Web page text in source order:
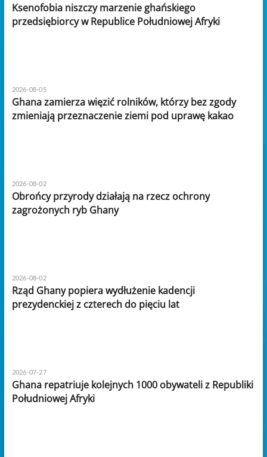
Ksenofobia niszczy marzenie ghańskiego
przedsiębiorcy w Republice Południowej Afryki
2026-08-05
Ghana zamierza więzić rolników, którzy bez zgody
zmieniają przeznaczenie ziemi pod uprawę kakao
2026-08-02
Obrońcy przyrody działają na rzecz ochrony
zagrożonych ryb Ghany
2026-08-02
Rząd Ghany popiera wydłużenie kadencji
prezydenckiej z czterech do pięciu lat
2026-07-27
Ghana repatriuje kolejnych 1000 obywateli z Republiki
Południowej Afryki